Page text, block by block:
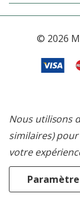
© 2026
Nous utilisons
similaires)
votre